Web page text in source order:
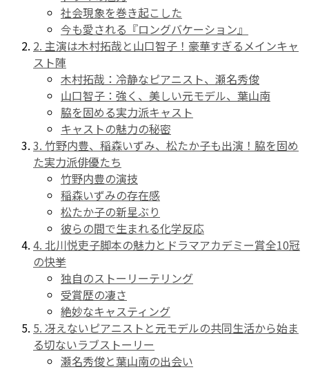
社会現象を巻き起こした
今も愛される『ロングバケーション』
2. 主演は木村拓哉と山口智子！豪華すぎるメインキャ
スト陣
木村拓哉：冷静なピアニスト、瀬名秀俊
山口智子：強く、美しい元モデル、葉山南
脇を固める実力派キャスト
キャストの魅力の秘密
3. 竹野内豊、稲森いずみ、松たか子も出演！脇を固め
た実力派俳優たち
竹野内豊の演技
稲森いずみの存在感
松たか子の新星ぶり
彼らの間で生まれる化学反応
4. 北川悦吏子脚本の魅力とドラマアカデミー賞全10冠
の快挙
独自のストーリーテリング
受賞歴の凄さ
絶妙なキャスティング
5. 冴えないピアニストと元モデルの共同生活から始ま
る切ないラブストーリー
瀬名秀俊と葉山南の出会い